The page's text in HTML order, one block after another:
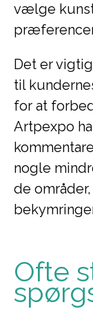
vælge
Det er
til
for at
Artpexpo
nogle
de
Ofte